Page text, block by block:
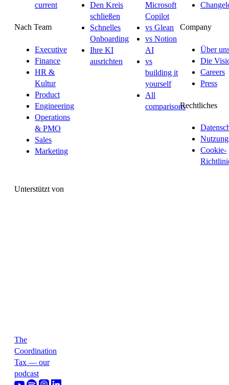
current
Nach Team
Executive
Finance
HR &
Kultur
Product
Engineering
Operations
& PMO
Sales
Marketing
Den Kreis
schließen
Schnelles
Onboarding
Ihre KI
ausrichten
Microsoft
Copilot
vs Glean
vs Notion
AI
vs
building it
yourself
All
comparisons
Company
Über
Die
Careers
Press
Rechtliches
Cookie-
Unterstützt von
The
Coordination
Tax — our
podcast